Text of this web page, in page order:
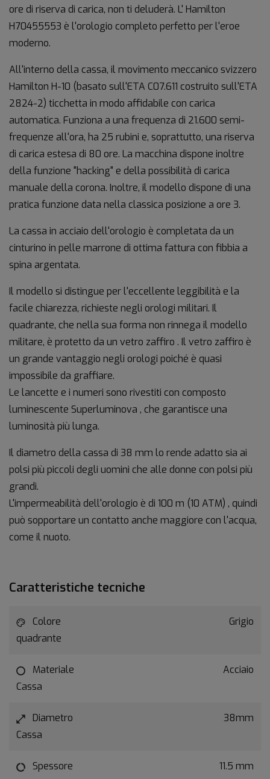
ore di riserva di carica, non ti deluderà. L' Hamilton
H70455553 è l'orologio completo perfetto per l'eroe
moderno.
All'interno della cassa, il movimento meccanico svizzero
Hamilton H-10 (basato sull'ETA C07.611 costruito sull'ETA
2824-2) ticchetta in modo affidabile con carica
automatica. Funziona a una frequenza di 21.600 semi-
frequenze all'ora, ha 25 rubini e, soprattutto, una riserva
di carica estesa di 80 ore. La macchina dispone inoltre
della funzione "hacking" e della possibilità di carica
manuale della corona. Inoltre, il modello dispone di una
pratica funzione data nella classica posizione a ore 3.
La cassa in acciaio dell'orologio è completata da un
cinturino in pelle marrone di ottima fattura con fibbia a
spina argentata.
Il modello si distingue per l'eccellente leggibilità e la
facile chiarezza, richieste negli orologi militari. Il
quadrante, che nella sua forma non rinnega il modello
militare, è protetto da un vetro zaffiro . Il vetro zaffiro è
un grande vantaggio negli orologi poiché è quasi
impossibile da graffiare.
Le lancette e i numeri sono rivestiti con composto
luminescente Superluminova , che garantisce una
luminosità più lunga.
Il diametro della cassa di 38 mm lo rende adatto sia ai
polsi più piccoli degli uomini che alle donne con polsi più
grandi.
L'impermeabilità dell'orologio è di 100 m (10 ATM) , quindi
può sopportare un contatto anche maggiore con l'acqua,
come il nuoto.
Caratteristiche tecniche
Colore
quadrante
Grigio
Materiale
Cassa
Acciaio
Diametro
Cassa
38mm
Spessore
11.5 mm